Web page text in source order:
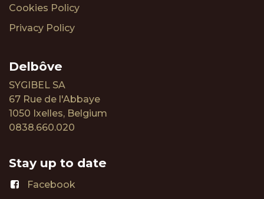
Cookies Policy
Privacy Policy
​Delbôve
SYGIBEL SA
67 Rue de l'Abbaye
1050 Ixelles, Belgium
0838.660.020
Stay up to date
Facebook